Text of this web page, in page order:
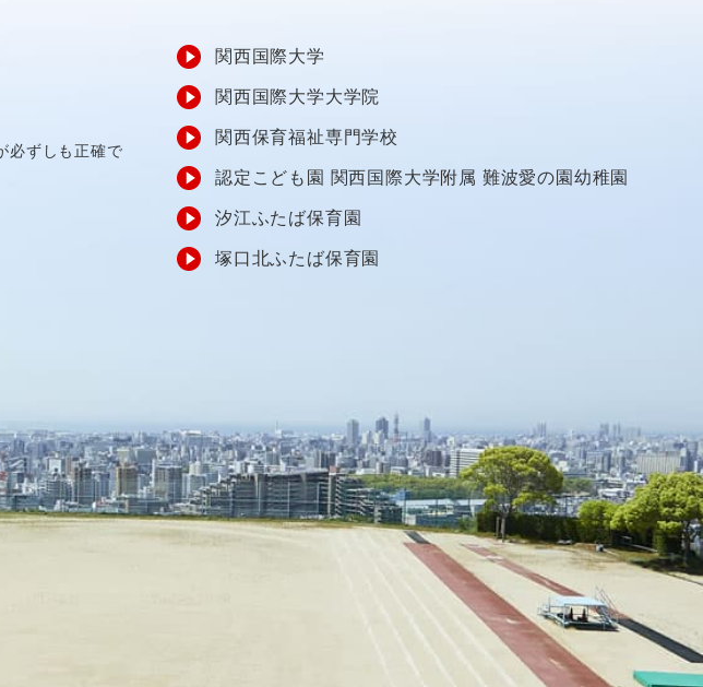
関西国際大学
関西国際大学大学院
関西保育福祉専門学校
認定こども園 関西国際大学附属 難波愛の園幼稚園
汐江ふたば保育園
塚口北ふたば保育園
必ずしも正確で